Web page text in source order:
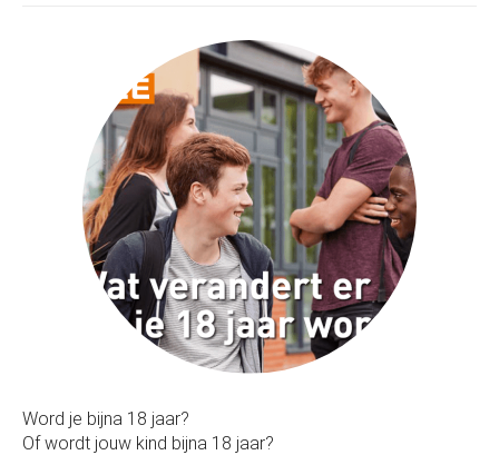
Word je bijna 18 jaar?
Of wordt jouw kind bijna 18 jaar?